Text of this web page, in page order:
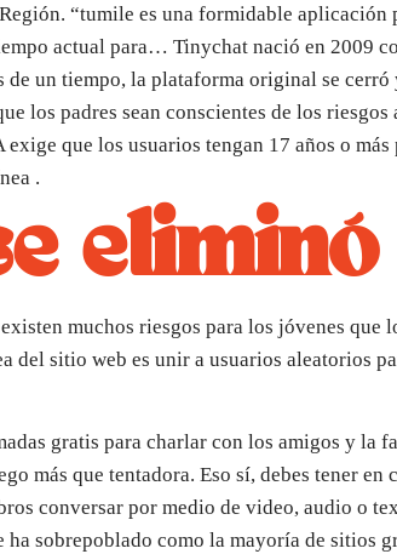
“tumile es una formidable
actual para… Tinychat nació en 2009
un tiempo, la plataforma original se
los padres sean conscientes de los
que los usuarios tengan 17 años o
.
eliminó
muchos riesgos para los jóvenes
del sitio web es unir a usuarios aleatorios
gratis para charlar con los amigos y la
más que tentadora. Eso sí, debes tener
conversar por medio de video, audio o
sobrepoblado como la mayoría de sitios